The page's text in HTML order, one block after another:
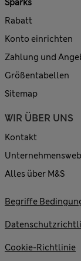
Sparks
Rabatt
Konto einrichten
Zahlung und
Größentabellen
Sitemap
WIR ÜBER UNS
Kontakt
Alles über M&S
Begriffe
Cookie-Richtlinie